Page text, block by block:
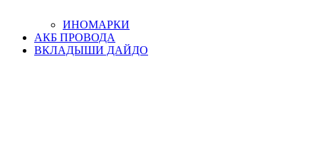
ИНОМАРКИ
АКБ ПРОВОДА
ВКЛАДЫШИ ДАЙДО